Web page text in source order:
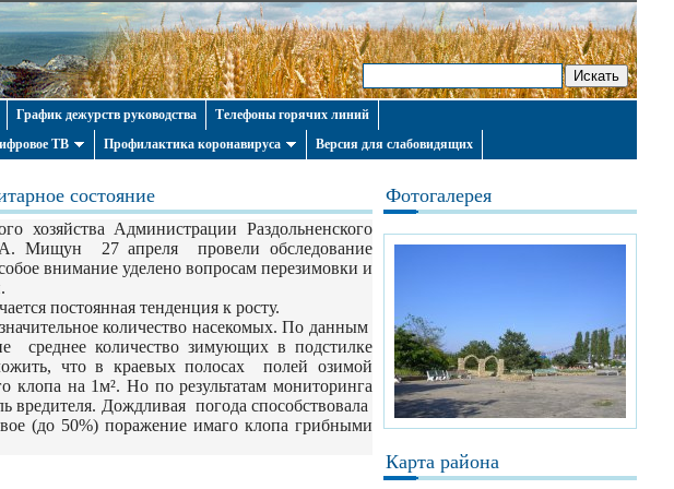
График дежурств руководства
Телефоны горячих линий
ТВ Профилактика коронавируса Версия для слабовидящих
состояние
хозяйства Администрации Раздольненского
Мищун 27 апреля провели обследование
внимание уделено вопросам перезимовки и
постоянная тенденция к росту.
количество насекомых. По данным
среднее количество зимующих в подстилке
что в краевых полосах полей озимой
на 1м². Но по результатам мониторинга
Дождливая погода способствовала
(до 50%) поражение имаго клопа грибными
Фотогалерея
Карта района